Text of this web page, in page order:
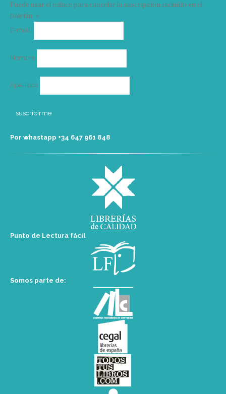
Puede usar el enlace para cancelar la suscripción incluido en el
boletín. >
E-mail*
Nombre
Apellidos
Por whastapp +34 ‭647 961 848‬
Punto de Lectura fácil
Somos parte de: